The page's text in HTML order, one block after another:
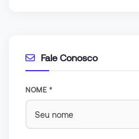
Fale Conosco
NOME *